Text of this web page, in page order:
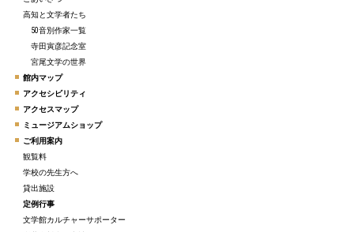
高知と文学者たち
50音別作家一覧
寺田寅彦記念室
宮尾文学の世界
館内マップ
アクセシビリティ
アクセスマップ
ミュージアムショップ
ご利用案内
観覧料
学校の先生方へ
貸出施設
定例行事
文学館カルチャーサポーター